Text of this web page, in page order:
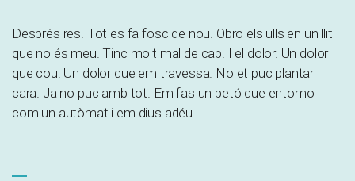
Després res. Tot es fa fosc de nou. Obro els ulls en un llit
que no és meu. Tinc molt mal de cap. I el dolor. Un dolor
que cou. Un dolor que em travessa. No et puc plantar
cara. Ja no puc amb tot. Em fas un petó que entomo
com un autòmat i em dius adéu.